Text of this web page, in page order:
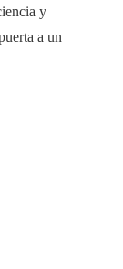
y
a un